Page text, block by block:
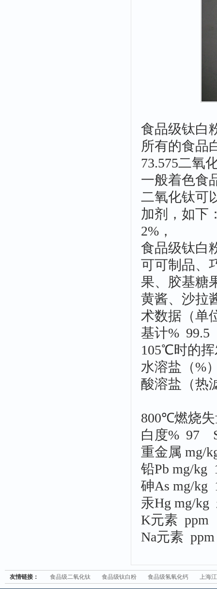
食品级钛白
所有的食品
73.575二氧
一般着色食
二氧化钛可
加剂，如下
2%，
食品级钛白
可可制品、
果、胶基糖
黄酱、沙拉
术数据（单
基计%
105℃时的
水溶盐（%
酸溶盐（热
800℃燃烧
白度% 97
重金属
铅Pb mg/
砷As mg/
汞Hg mg/
K元素
Na元素
友情链接： 食品级二氧化钛 食品级钛白粉 食品级氢氧化钙 上海